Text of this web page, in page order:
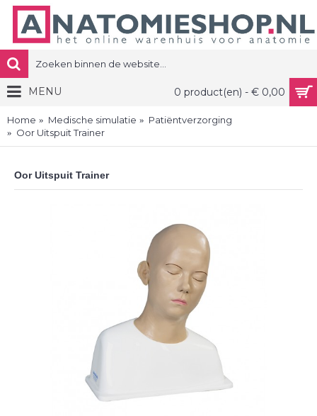
0 product(en) - € 0,00
MENU
Home Medische simulatie
Patiëntverzorging
Oor Uitspuit Trainer
Oor Uitspuit Trainer